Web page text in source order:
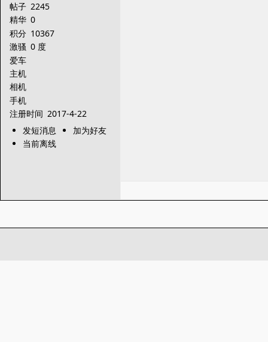
帖子 2245
精华 0
积分 10367
激骚 0 度
爱车
主机
相机
手机
注册时间 2017-4-22
发短消息
加为好友
当前离线